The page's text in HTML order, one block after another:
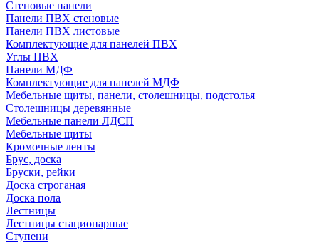
Стеновые панели
Панели ПВХ стеновые
Панели ПВХ листовые
Комплектующие для панелей ПВХ
Углы ПВХ
Панели МДФ
Комплектующие для панелей МДФ
Мебельные щиты, панели, столешницы, подстолья
Столешницы деревянные
Мебельные панели ЛДСП
Мебельные щиты
Кромочные ленты
Брус, доска
Бруски, рейки
Доска строганая
Доска пола
Лестницы
Лестницы стационарные
Ступени